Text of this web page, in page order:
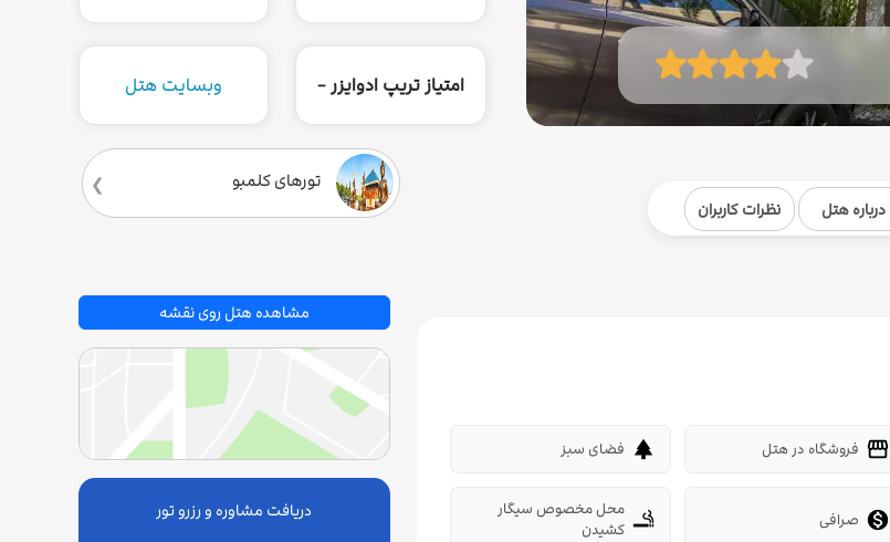
امتیاز تریپ ادوایزر - وبسایت هتل
تورهای کلمبو
درباره هتل نظرات کاربران
storefront فروشگاه در هتل park فضای سبز
 صرافی smoking_rooms محل مخصوص سیگار
کشیدن
مشاهده هتل روی نقشه
دریافت مشاوره و رزرو تور